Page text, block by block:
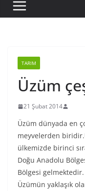
TARIM
Üzüm
21 Şubat 2014
Üzüm dünyada en
meyvelerden
ülkemizde birinci
Doğu Anadolu
Bölgesi gelmektedir.
Üzümün yaklaşık